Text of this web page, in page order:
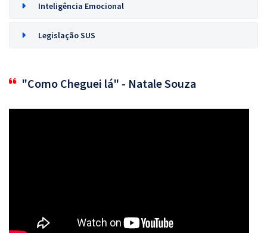
Inteligência Emocional
Legislação SUS
"Como Cheguei lá" - Natale Souza